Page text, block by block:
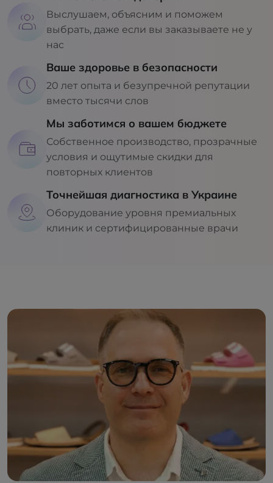
Выслушаем, объясним и поможем
выбрать, даже если вы заказываете не у
нас
Ваше здоровье в безопасности
20 лет опыта и безупречной репутации
вместо тысячи слов
Мы заботимся о вашем бюджете
Собственное производство, прозрачные
условия и ощутимые скидки для
повторных клиентов
Точнейшая диагностика в Украине
Оборудование уровня премиальных
клиник и сертифицированные врачи